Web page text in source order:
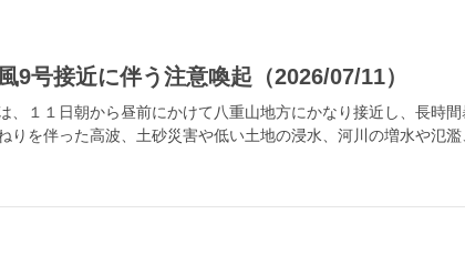
9号接近に伴う注意喚起（2026/07/11）
、１１日朝から昼前にかけて八重山地方にかなり接近し、長時
りを伴った高波、土砂災害や低い土地の浸水、河川の増水や氾